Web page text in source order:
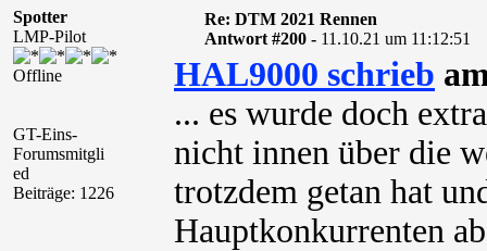
Spotter
LMP-Pilot
Offline
GT-Eins-
Forumsmitgli
ed
Beiträge: 1226
Re: DTM 2021 Rennen
Antwort #200 - 11.10.21 um 11:12:51
HAL9000 schrieb
... es wurde doch
nicht innen über die
trotzdem getan hat
Hauptkonkurrenten